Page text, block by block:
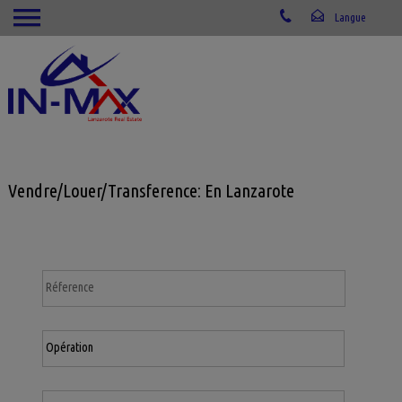
Vendre/Louer/Transference: En Lanzarote